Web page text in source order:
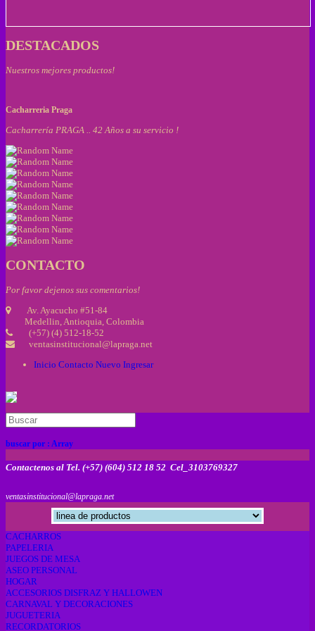
DESTACADOS
Nuestros mejores productos!
Cacharreria Praga
Cacharrería PRAGA .. 42 Años a su servicio !
CONTACTO
Por favor dejenos sus comentarios!
Av. Ayacucho #51-84
Medellin, Antioquia, Colombia
(+57) (4) 512-18-52
ventasinstitucional@lapraga.net
Inicio Contacto Nuevo Ingresar
buscar por : Array
Contactenos al Tel. (+57) (604) 512 18 52 Cel_3103769327
ventasinstitucional@lapraga.net
CACHARROS
PAPELERIA
JUEGOS DE MESA
ASEO PERSONAL
HOGAR
ACCESORIOS DISFRAZ Y HALLOWEN
CARNAVAL Y DECORACIONES
JUGUETERIA
RECORDATORIOS